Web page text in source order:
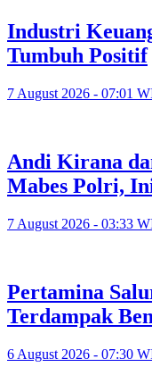
Industri
Tumbuh Positif
7 August 2026 - 07:01
Andi Kirana
Mabes Polri,
7 August 2026 - 03:33
Pertamina
Terdampak
6 August 2026 - 07:30